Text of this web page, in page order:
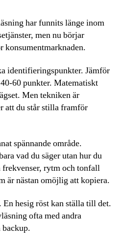
har funnits länge inom
men nu börjar
identifieringspunkter. Jämför
60 punkter. Matematiskt
Men tekniken är
att du står stilla framför
spännande område.
vad du säger utan hur du
frekvenser, rytm och tonfall
är nästan omöjlig att kopiera.
hesig röst kan ställa till det.
ofta med andra